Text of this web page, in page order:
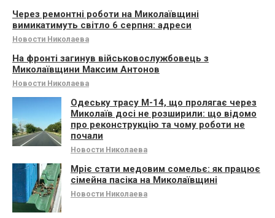
Через ремонтні роботи на Миколаївщині
вимикатимуть світло 6 серпня: адреси
Новости Николаева
На фронті загинув військовослужбовець з
Миколаївщини Максим Антонов
Новости Николаева
Одеську трасу М-14, що пролягає через
Миколаїв досі не розширили: що відомо
про реконструкцію та чому роботи не
почали
Новости Николаева
Мріє стати медовим сомельє: як працює
сімейна пасіка на Миколаївщині
Новости Николаева